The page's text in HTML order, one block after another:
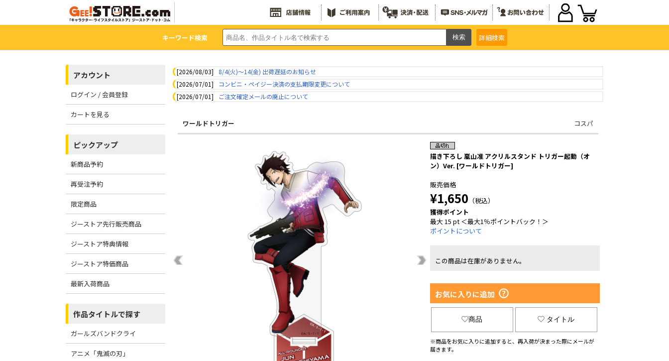
キーワード検索 詳細検索
アカウント
ログイン / 会員登録
カートを見る
ピックアップ
新商品予約
再受注予約
限定商品
ジーストア先行販売商品
ジーストア特典情報
ジーストア特価商品
最新入荷商品
作品タイトルで探す
ガールズバンドクライ
アニメ「鬼滅の刃」
[2026/08/03]
8/4(火)～14(金) 出荷遅延のお知らせ
[2026/07/01]
コンビニ・ペイジー決済の支払期限変更について
[2026/07/01]
ご注文確定メールの廃止について
ワールドトリガー コスパ
描き下ろし 嵐山准 アクリルスタンド トリガー起動（オ
ン）Ver. [ワールドトリガー]
販売価格
¥1,650 （税込）
獲得ポイント
最大 15 pt ＜最大1％ポイントバック！＞
ポイントについて
この商品は在庫がありません。
お気に入りに追加
商品 タイトル
※商品をお気に入りに追加すると、再入荷が決まった際にメールが
届きます。